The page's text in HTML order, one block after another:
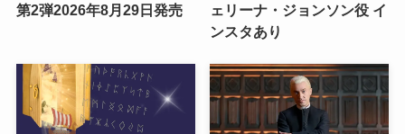
第2弾2026年8月29日発売
ェリーナ・ジョンソン役 イ
ンスタあり